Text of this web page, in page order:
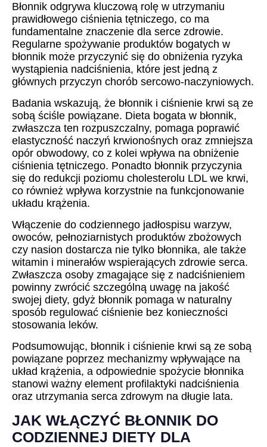
Błonnik odgrywa kluczową rolę w utrzymaniu
prawidłowego ciśnienia tętniczego, co ma
fundamentalne znaczenie dla serce zdrowie.
Regularne spożywanie produktów bogatych w
błonnik może przyczynić się do obniżenia ryzyka
wystąpienia nadciśnienia, które jest jedną z
głównych przyczyn chorób sercowo-naczyniowych.
Badania wskazują, że błonnik i ciśnienie krwi są ze
sobą ściśle powiązane. Dieta bogata w błonnik,
zwłaszcza ten rozpuszczalny, pomaga poprawić
elastyczność naczyń krwionośnych oraz zmniejsza
opór obwodowy, co z kolei wpływa na obniżenie
ciśnienia tętniczego. Ponadto błonnik przyczynia
się do redukcji poziomu cholesterolu LDL we krwi,
co również wpływa korzystnie na funkcjonowanie
układu krążenia.
Włączenie do codziennego jadłospisu warzyw,
owoców, pełnoziarnistych produktów zbożowych
czy nasion dostarcza nie tylko błonnika, ale także
witamin i minerałów wspierających zdrowie serca.
Zwłaszcza osoby zmagające się z nadciśnieniem
powinny zwrócić szczególną uwagę na jakość
swojej diety, gdyż błonnik pomaga w naturalny
sposób regulować ciśnienie bez konieczności
stosowania leków.
Podsumowując, błonnik i ciśnienie krwi są ze sobą
powiązane poprzez mechanizmy wpływające na
układ krążenia, a odpowiednie spożycie błonnika
stanowi ważny element profilaktyki nadciśnienia
oraz utrzymania serca zdrowym na długie lata.
JAK WŁĄCZYĆ BŁONNIK DO
CODZIENNEJ DIETY DLA